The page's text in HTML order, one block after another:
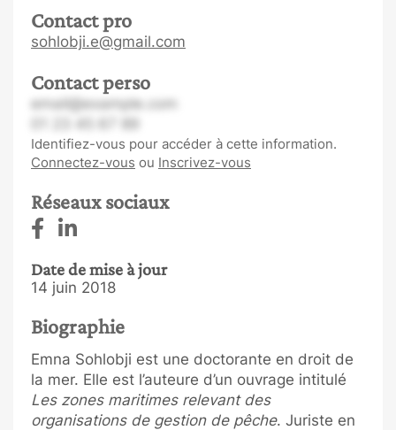
Contact pro
sohlobji.e@gmail.com
Contact perso
email@example.com
Identifiez-vous pour accéder à cette information.
Connectez-vous ou Inscrivez-vous
Réseaux sociaux
Date de mise à jour
14 juin 2018
Biographie
Emna Sohlobji est une doctorante en droit de
la mer. Elle est l’auteure d’un ouvrage intitulé
Les zones maritimes relevant des
organisations de gestion de pêche. Juriste en